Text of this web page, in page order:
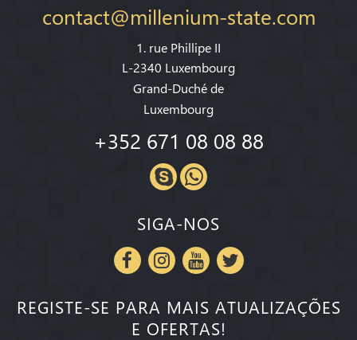
contact@millenium-state.com
1. rue Phillipe II
L-2340 Luxembourg
Grand-Duché de
Luxembourg
+352 671 08 08 88
SIGA-NOS
REGISTE-SE PARA MAIS ATUALIZAÇÕES
E OFERTAS!